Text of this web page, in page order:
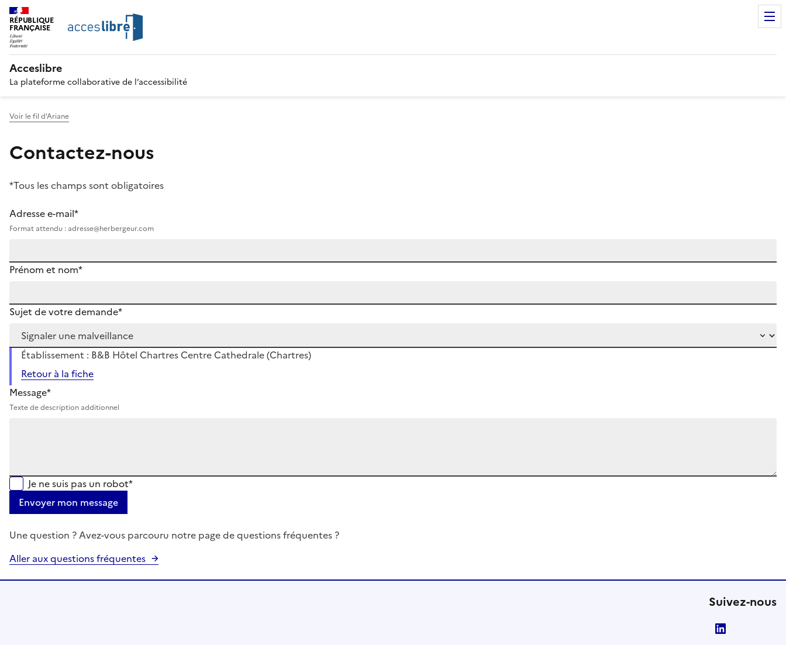
RÉPUBLIQUE
FRANÇAISE
Acceslibre
La plateforme collaborative de l’accessibilité
Voir le fil d'Ariane
Contactez-nous
*Tous les champs sont obligatoires
Adresse e-mail*
Format attendu : adresse@herbergeur.com
Prénom et nom*
Sujet de votre demande*
Établissement : B&B Hôtel Chartres Centre Cathedrale (Chartres)
Retour à la fiche
Message*
Texte de description additionnel
Je ne suis pas un robot*
Envoyer mon message
Une question ? Avez-vous parcouru notre page de questions fréquentes ?
Aller aux questions fréquentes
Suivez-nous